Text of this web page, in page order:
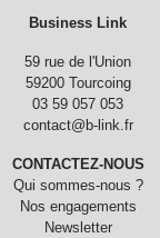
Business Link
59 rue de l'Union
59200 Tourcoing
03 59 057 053
contact@b-link.fr
CONTACTEZ-NOUS
Qui sommes-nous ?
Nos engagements
Newsletter